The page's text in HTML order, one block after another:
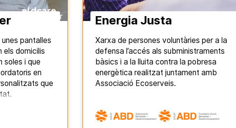
pantalles
els domicilis
soles i que
en
que
Energia Justa
Xarxa de persones voluntàries per a la
defensa l’accés als subministraments
bàsics i a la lluita contra la pobresa
energètica realitzat juntament amb
Associació Ecoserveis.